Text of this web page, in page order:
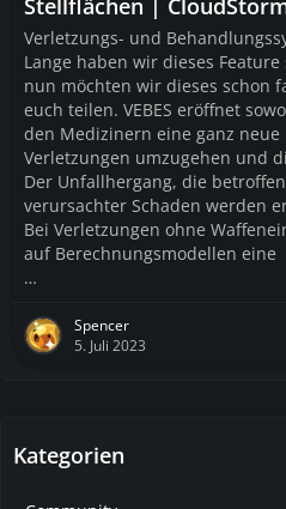
Stellflächen |
Verletzungs- und
Lange haben wir dieses
nun möchten wir dieses schon
euch teilen. VEBES eröffnet
den Medizinern eine ganz
Verletzungen umzugehen und
Der Unfallhergang, die
verursachter Schaden werden
Bei Verletzungen ohne
auf Berechnungsmodellen eine
…
Spencer
5. Juli 2023
Kategorien